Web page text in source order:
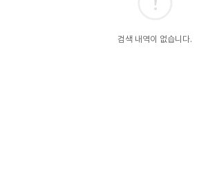
검색 내역이 없습니다.